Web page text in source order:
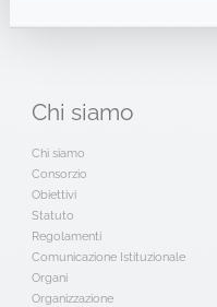
Chi siamo
Chi siamo
Consorzio
Obiettivi
Statuto
Regolamenti
Comunicazione Istituzionale
Organi
Organizzazione